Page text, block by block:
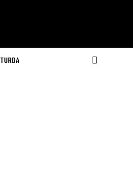
TURDA